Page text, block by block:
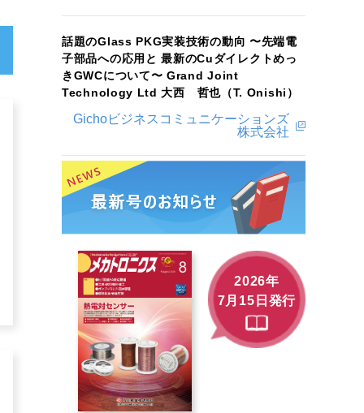
話題のGlass PKG実装技術の動向 〜先端電
子部品への応用と 最新のCuダイレクトめっ
きGWCについて〜 Grand Joint
Technology Ltd 大西 哲也（T. Onishi）
Gichoビジネスコミュニケーションズ
株式会社
2026年
7月15日発行